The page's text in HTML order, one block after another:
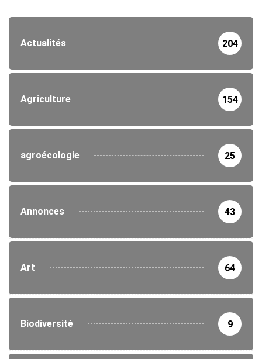
Actualités 204
Agriculture 154
agroécologie 25
Annonces 43
Art 64
Biodiversité 9